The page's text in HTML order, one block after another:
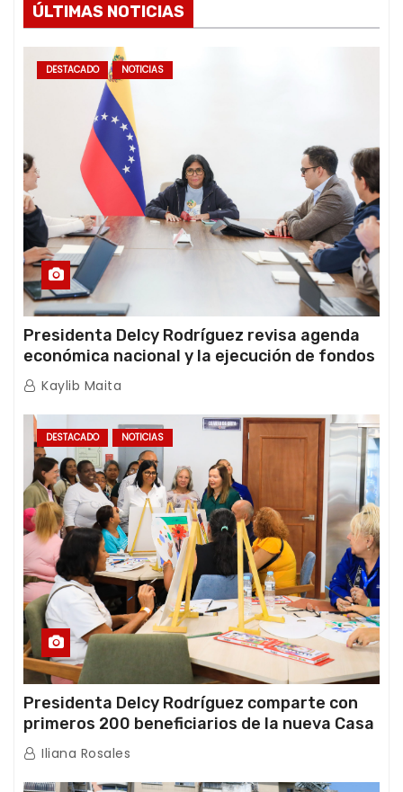
ÚLTIMAS NOTICIAS
DESTACADO NOTICIAS
Presidenta Delcy Rodríguez revisa agenda
económica nacional y la ejecución de fondos
de emergencia post-sismos
Kaylib Maita
DESTACADO NOTICIAS
Presidenta Delcy Rodríguez comparte con
primeros 200 beneficiarios de la nueva Casa
de los Abuelos “La Primavera” en Caracas
Iliana Rosales